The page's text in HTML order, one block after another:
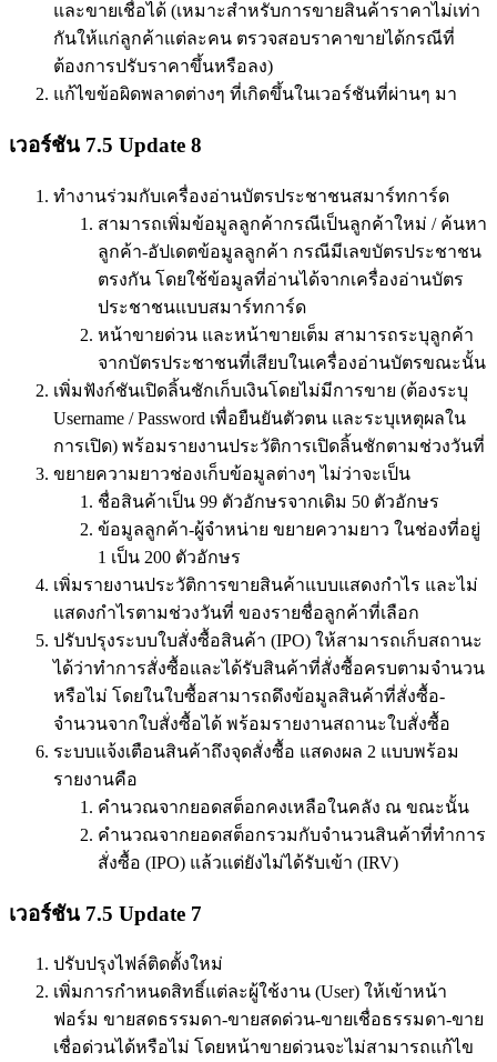
และขายเชื่อได้ (เหมาะสำหรับการขายสินค้าราคาไม่เท่า
กันให้แก่ลูกค้าแต่ละคน ตรวจสอบราคาขายได้กรณีที่
ต้องการปรับราคาขึ้นหรือลง)
แก้ไขข้อผิดพลาดต่างๆ ที่เกิดขึ้นในเวอร์ชันที่ผ่านๆ มา
เวอร์ชัน 7.5 Update 8
ทำงานร่วมกับเครื่องอ่านบัตรประชาชนสมาร์ทการ์ด
สามารถเพิ่มข้อมูลลูกค้ากรณีเป็นลูกค้าใหม่ / ค้นหา
ลูกค้า-อัปเดตข้อมูลลูกค้า กรณีมีเลขบัตรประชาชน
ตรงกัน โดยใช้ข้อมูลที่อ่านได้จากเครื่องอ่านบัตร
ประชาชนแบบสมาร์ทการ์ด
หน้าขายด่วน และหน้าขายเต็ม สามารถระบุลูกค้า
จากบัตรประชาชนที่เสียบในเครื่องอ่านบัตรขณะนั้น
เพิ่มฟังก์ชันเปิดลิ้นชักเก็บเงินโดยไม่มีการขาย (ต้องระบุ
Username / Password เพื่อยืนยันตัวตน และระบุเหตุผลใน
การเปิด) พร้อมรายงานประวัติการเปิดลิ้นชักตามช่วงวันที่
ขยายความยาวช่องเก็บข้อมูลต่างๆ ไม่ว่าจะเป็น
ชื่อสินค้าเป็น 99 ตัวอักษรจากเดิม 50 ตัวอักษร
ข้อมูลลูกค้า-ผู้จำหน่าย ขยายความยาว ในช่องที่อยู่
1 เป็น 200 ตัวอักษร
เพิ่มรายงานประวัติการขายสินค้าแบบแสดงกำไร และไม่
แสดงกำไรตามช่วงวันที่ ของรายชื่อลูกค้าที่เลือก
ปรับปรุงระบบใบสั่งซื้อสินค้า (IPO) ให้สามารถเก็บสถานะ
ได้ว่าทำการสั่งซื้อและได้รับสินค้าที่สั่งซื้อครบตามจำนวน
หรือไม่ โดยในใบซื้อสามารถดึงข้อมูลสินค้าที่สั่งซื้อ-
จำนวนจากใบสั่งซื้อได้ พร้อมรายงานสถานะใบสั่งซื้อ
ระบบแจ้งเตือนสินค้าถึงจุดสั่งซื้อ แสดงผล 2 แบบพร้อม
รายงานคือ
คำนวณจากยอดสต็อกคงเหลือในคลัง ณ ขณะนั้น
คำนวณจากยอดสต็อกรวมกับจำนวนสินค้าที่ทำการ
สั่งซื้อ (IPO) แล้วแต่ยังไม่ได้รับเข้า (IRV)
เวอร์ชัน 7.5 Update 7
ปรับปรุงไฟล์ติดตั้งใหม่
เพิ่มการกำหนดสิทธิ์แต่ละผู้ใช้งาน (User) ให้เข้าหน้า
ฟอร์ม ขายสดธรรมดา-ขายสดด่วน-ขายเชื่อธรรมดา-ขาย
เชื่อด่วนได้หรือไม่ โดยหน้าขายด่วนจะไม่สามารถแก้ไข